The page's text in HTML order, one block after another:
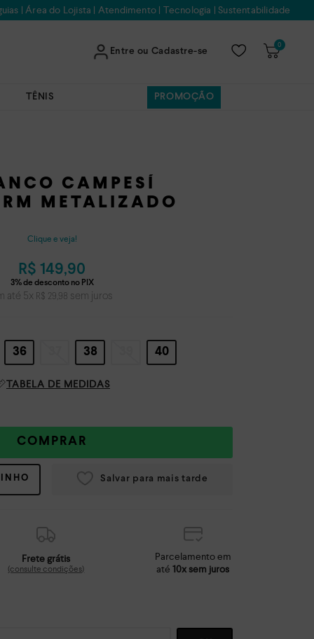
|Área do Lojista | Atendimento| Tecnologia |Sustentabilidade
Entre ou Cadastre-se
0
TÊNIS PROMOÇÃO
CAMPESÍ
METALIZADO
Clique e veja!
R$ 149,90
até 5x R$ 29,98 sem juros
36 38 40
TABELA DE MEDIDAS
COMPRAR
Frete grátis
(consulte condições)
Parcelamento em
até10x sem juros